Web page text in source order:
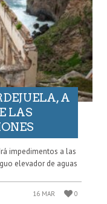
A
LAS
impedimentos a las
elevador de aguas
16 MAR 0